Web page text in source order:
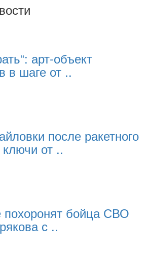
арт‑объект
в шаге от ..
после ракетного
от ..
бойца СВО
с ..